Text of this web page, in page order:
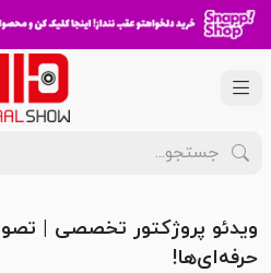
ویدئو پروژکتور تخصصی |
حرفه‌ای‌‌ها!